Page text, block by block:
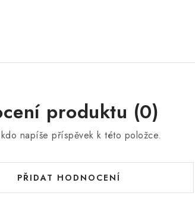
produktu (0)
napíše příspěvek k této položce.
PŘIDAT HODNOCENÍ